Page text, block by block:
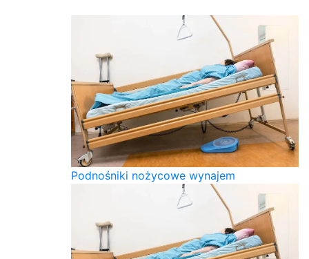
Podnośniki nożycowe wynajem